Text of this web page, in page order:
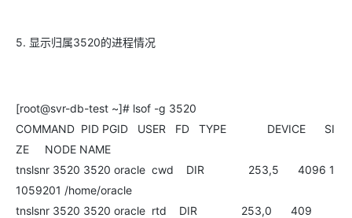
5. 显示归属3520的进程情况
[root@svr-db-test ~]# lsof -g 3520
COMMAND PID PGID USER FD TYPE DEVICE SI
ZE NODE NAME
tnslsnr 3520 3520 oracle cwd DIR 253,5 4096 1
1059201 /home/oracle
tnslsnr 3520 3520 oracle rtd DIR 253,0 409